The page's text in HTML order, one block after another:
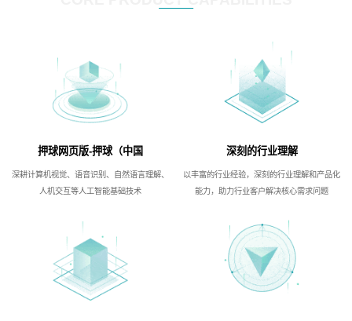
押球网页版-押球（中国
深耕计算机视觉、语音识别、自然语言理解、
人机交互等人工智能基础技术
深刻的行业理解
以丰富的行业经验，深刻的行业理解和产品化
能力，助力行业客户解决核心需求问题